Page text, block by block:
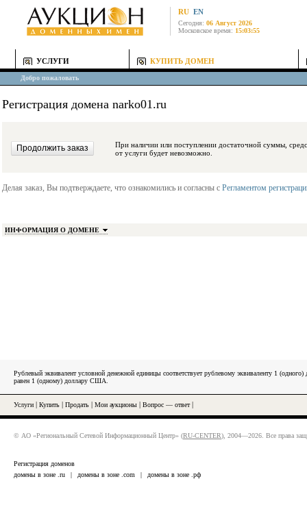
RU EN
Сегодня: 06 Август 2026
Московское время: 15:03:55
УСЛУГИ КУПИТЬ ДОМЕН
Добро пожаловать
Регистрация домена narko01.ru
При наличии или поступлении достаточной суммы, средства будут
от услуги будет невозможно.
Делая заказ, Вы подтверждаете, что ознакомились и согласны с Регламентом
ИНФОРМАЦИЯ О ДОМЕНЕ
Рублевый эквивалент условной денежной единицы соответствует рублевому эквиваленту 1
равен 1 (одному) доллару США.
Услуги Купить Продать Мои аукционы Вопрос — ответ|
© АО «Региональный Сетевой Информационный Центр» (RU-CENTER), 2004—2026. Все права
Регистрация доменов
домены в зоне .ru
| домены в зоне .com | домены в зоне .рф